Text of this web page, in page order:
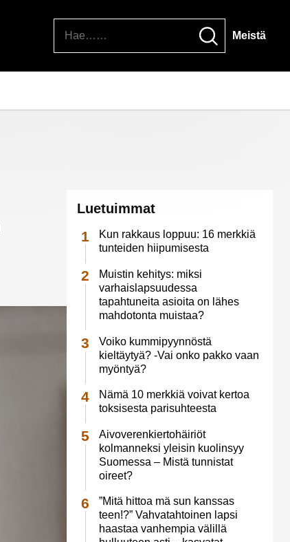
Meistä
Luetuimmat
Kun rakkaus loppuu: 16 merkkiä
tunteiden hiipumisesta
Muistin kehitys: miksi
varhaislapsuudessa
tapahtuneita asioita on lähes
mahdotonta muistaa?
Voiko kummipyynnöstä
kieltäytyä? -Vai onko pakko vaan
myöntyä?
Nämä 10 merkkiä voivat kertoa
toksisesta parisuhteesta
Aivoverenkiertohäiriöt
kolmanneksi yleisin kuolinsyy
Suomessa – Mistä tunnistat
oireet?
”Mitä hittoa mä sun kanssas
teen!?” Vahvatahtoinen lapsi
haastaa vanhempia välillä